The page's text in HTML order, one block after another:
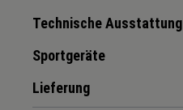
Technische Ausstattung
Sportgeräte
Lieferung